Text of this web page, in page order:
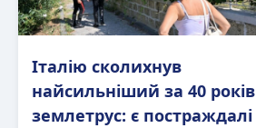
Італію сколихнув
найсильніший за 40 років
землетрус: є постраждалі